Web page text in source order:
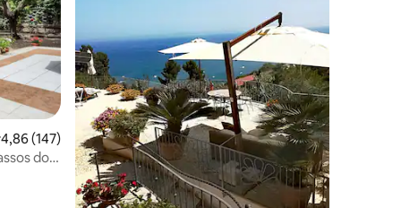
de uma avaliação média de 5, 147 avaliações
4,86 (147)
do